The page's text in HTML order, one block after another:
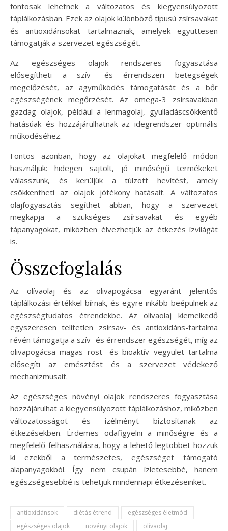
fontosak lehetnek a változatos és kiegyensúlyozott
táplálkozásban. Ezek az olajok különböző típusú zsírsavakat
és antioxidánsokat tartalmaznak, amelyek együttesen
támogatják a szervezet egészségét.
Az egészséges olajok rendszeres fogyasztása
elősegítheti a szív- és érrendszeri betegségek
megelőzését, az agyműködés támogatását és a bőr
egészségének megőrzését. Az omega-3 zsírsavakban
gazdag olajok, például a lenmagolaj, gyulladáscsökkentő
hatásúak és hozzájárulhatnak az idegrendszer optimális
működéséhez.
Fontos azonban, hogy az olajokat megfelelő módon
használjuk: hidegen sajtolt, jó minőségű termékeket
válasszunk, és kerüljük a túlzott hevítést, amely
csökkentheti az olajok jótékony hatásait. A változatos
olajfogyasztás segíthet abban, hogy a szervezet
megkapja a szükséges zsírsavakat és egyéb
tápanyagokat, miközben élvezhetjük az étkezés ízvilágát
is.
Összefoglalás
Az olívaolaj és az olivapogácsa egyaránt jelentős
táplálkozási értékkel bírnak, és egyre inkább beépülnek az
egészségtudatos étrendekbe. Az olívaolaj kiemelkedő
egyszeresen telítetlen zsírsav- és antioxidáns-tartalma
révén támogatja a szív- és érrendszer egészségét, míg az
olivapogácsa magas rost- és bioaktív vegyület tartalma
elősegíti az emésztést és a szervezet védekező
mechanizmusait.
Az egészséges növényi olajok rendszeres fogyasztása
hozzájárulhat a kiegyensúlyozott táplálkozáshoz, miközben
változatosságot és ízélményt biztosítanak az
étkezésekben. Érdemes odafigyelni a minőségre és a
megfelelő felhasználásra, hogy a lehető legtöbbet hozzuk
ki ezekből a természetes, egészséget támogató
alapanyagokból. Így nem csupán ízletesebbé, hanem
egészségesebbé is tehetjük mindennapi étkezéseinket.
antioxidánsok diétás étrend
egészséges életmód
egészséges olajok
növényi olajok
olívaolaj